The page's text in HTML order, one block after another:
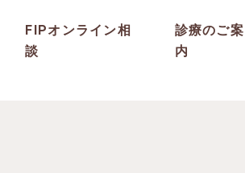
FIPオンライン相
談
診療のご案
内